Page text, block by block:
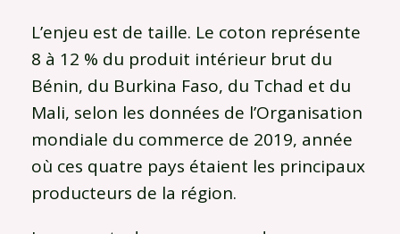
L’enjeu est de taille. Le coton représente
8 à 12 % du produit intérieur brut du
Bénin, du Burkina Faso, du Tchad et du
Mali, selon les données de l’Organisation
mondiale du commerce de 2019, année
où ces quatre pays étaient les principaux
producteurs de la région.